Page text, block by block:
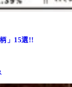
」15選!!